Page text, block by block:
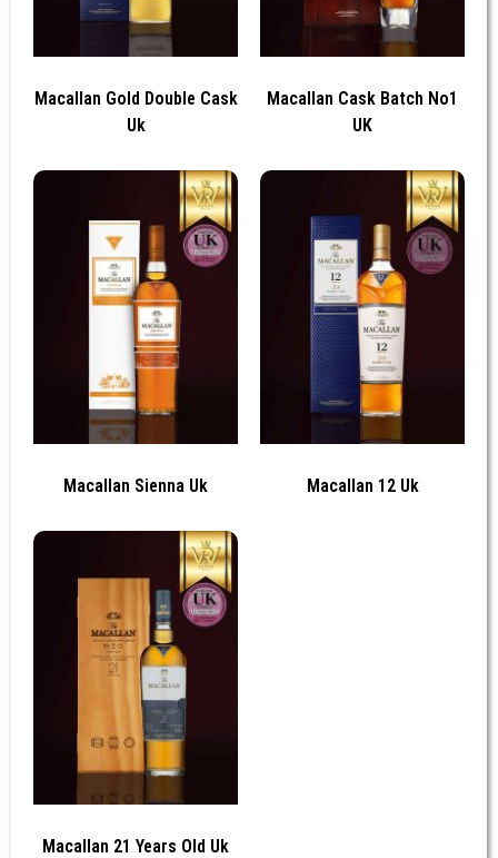
Macallan Gold Double Cask
Uk
Macallan Cask Batch No1
UK
Macallan Sienna Uk Macallan 12 Uk
Macallan 21 Years Old Uk